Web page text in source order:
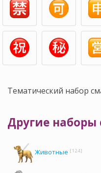
Тематический набор
Другие наборы
Животные [124]